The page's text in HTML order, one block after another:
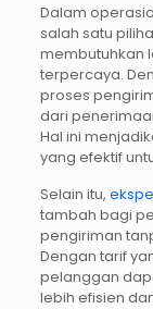
Dalam
salah satu
membutuhkan
terpercaya.
proses
dari
Hal ini
yang efektif
Selain itu,
tambah bagi
pengiriman
Dengan tarif
pelanggan
lebih efisien